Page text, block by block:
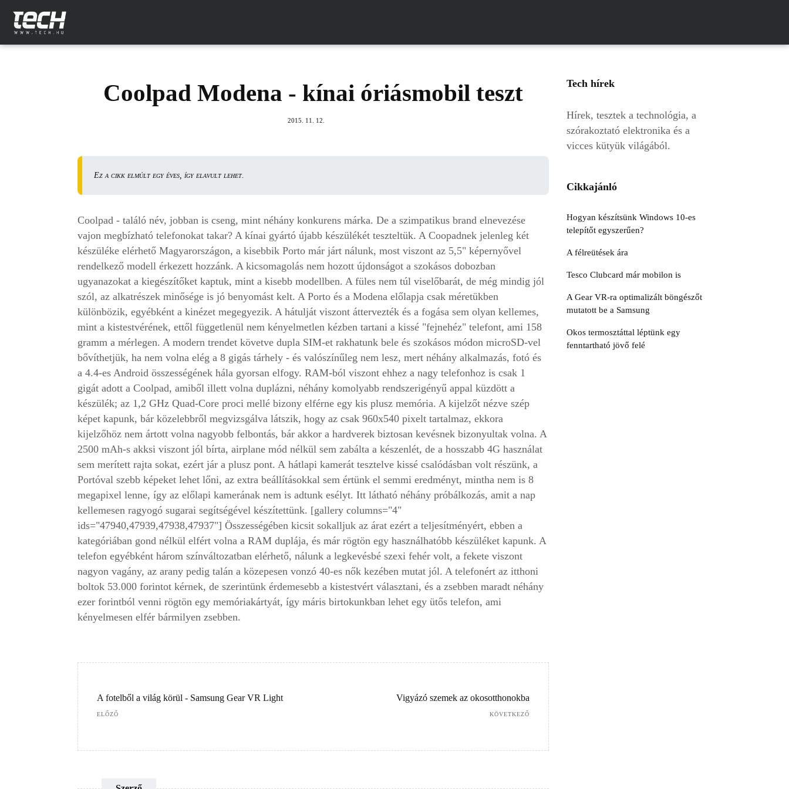
Coolpad Modena - kínai óriásmobil teszt
2015. 11. 12.
Ez a cikk elmúlt egy éves, így elavult lehet.
Coolpad - találó név, jobban is cseng, mint néhány konkurens márka. De a szimpatikus brand elnevezése
vajon megbízható telefonokat takar? A kínai gyártó újabb készülékét teszteltük. A Coopadnek jelenleg két
készüléke elérhető Magyarországon, a kisebbik Porto már járt nálunk, most viszont az 5,5" képernyővel
rendelkező modell érkezett hozzánk. A kicsomagolás nem hozott újdonságot a szokásos dobozban
ugyanazokat a kiegészítőket kaptuk, mint a kisebb modellben. A füles nem túl viselőbarát, de még mindig jól
szól, az alkatrészek minősége is jó benyomást kelt. A Porto és a Modena előlapja csak méretükben
különbözik, egyébként a kinézet megegyezik. A hátulját viszont áttervezték és a fogása sem olyan kellemes,
mint a kistestvérének, ettől függetlenül nem kényelmetlen kézben tartani a kissé "fejnehéz" telefont, ami 158
gramm a mérlegen. A modern trendet követve dupla SIM-et rakhatunk bele és szokásos módon microSD-vel
bővíthetjük, ha nem volna elég a 8 gigás tárhely - és valószínűleg nem lesz, mert néhány alkalmazás, fotó és
a 4.4-es Android összességének hála gyorsan elfogy. RAM-ból viszont ehhez a nagy telefonhoz is csak 1
gigát adott a Coolpad, amiből illett volna duplázni, néhány komolyabb rendszerigényű appal küzdött a
készülék; az 1,2 GHz Quad-Core proci mellé bizony elférne egy kis plusz memória. A kijelzőt nézve szép
képet kapunk, bár közelebbről megvizsgálva látszik, hogy az csak 960x540 pixelt tartalmaz, ekkora
kijelzőhöz nem ártott volna nagyobb felbontás, bár akkor a hardverek biztosan kevésnek bizonyultak volna. A
2500 mAh-s akksi viszont jól bírta, airplane mód nélkül sem zabálta a készenlét, de a hosszabb 4G használat
sem merített rajta sokat, ezért jár a plusz pont. A hátlapi kamerát tesztelve kissé csalódásban volt részünk, a
Portóval szebb képeket lehet lőni, az extra beállításokkal sem értünk el semmi eredményt, mintha nem is 8
megapixel lenne, így az előlapi kamerának nem is adtunk esélyt. Itt látható néhány próbálkozás, amit a nap
kellemesen ragyogó sugarai segítségével készítettünk. [gallery columns="4"
ids="47940,47939,47938,47937"] Összességében kicsit sokalljuk az árat ezért a teljesítményért, ebben a
kategóriában gond nélkül elfért volna a RAM duplája, és már rögtön egy használhatóbb készüléket kapunk. A
telefon egyébként három színváltozatban elérhető, nálunk a legkevésbé szexi fehér volt, a fekete viszont
nagyon vagány, az arany pedig talán a közepesen vonzó 40-es nők kezében mutat jól. A telefonért az itthoni
boltok 53.000 forintot kérnek, de szerintünk érdemesebb a kistestvért választani, és a zsebben maradt néhány
ezer forintból venni rögtön egy memóriakártyát, így máris birtokunkban lehet egy ütős telefon, ami
kényelmesen elfér bármilyen zsebben.
A fotelből a világ körül - Samsung Gear VR Light
ELŐZŐ
Vigyázó szemek az okosotthonokba
KÖVETKEZŐ
Tech hírek
Hírek, tesztek a technológia, a
szórakoztató elektronika és a
vicces kütyük világából.
Cikkajánló
Hogyan készítsünk Windows 10-es
telepítőt egyszerűen?
A félreütések ára
Tesco Clubcard már mobilon is
A Gear VR-ra optimalizált böngészőt
mutatott be a Samsung
Okos termosztáttal léptünk egy
fenntartható jövő felé